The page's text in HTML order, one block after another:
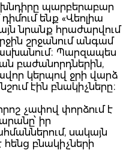
խնդիրը պարբերաբար
ենք «Վեոլիա
նրանք հրաժարվում
շրջանում անգամ
Պարզապես
բաժանորդներին,
կերպով ջրի վարձ
էին բնակիչները։
չափով փորձում է
իր
սակայն
բնակիչների